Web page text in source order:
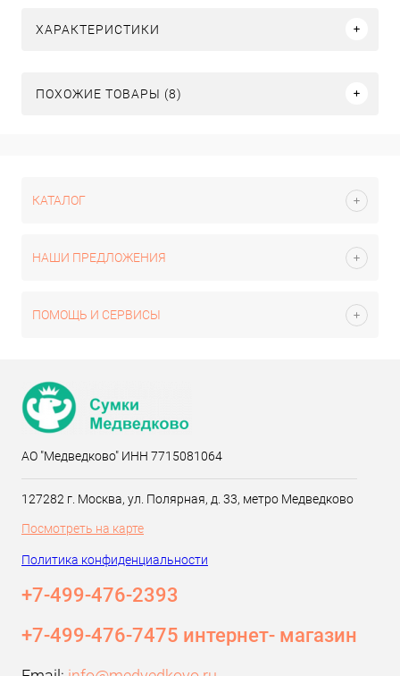
ХАРАКТЕРИСТИКИ
ПОХОЖИЕ ТОВАРЫ (8)
КАТАЛОГ
НАШИ ПРЕДЛОЖЕНИЯ
ПОМОЩЬ И СЕРВИСЫ
АО "Медведково" ИНН 7715081064
127282 г. Москва, ул. Полярная, д. 33, метро Медведково
Посмотреть на карте
Политика конфиденциальности
+7-499-476-2393‬
+7-499-476-7475 интернет- магазин